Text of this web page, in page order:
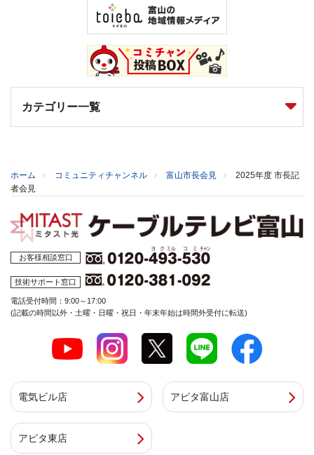
カテゴリー一覧
ホーム コミュニティチャンネル 富山市長会見
2025年度 市長記
者会見
お客様相談窓口
技術サポート窓口
電話受付時間：9:00～17:00
(記載の時間以外・土曜・日曜・祝日・年末年始は時間外受付に転送)
電気ビル店 アピタ富山店
アピタ東店